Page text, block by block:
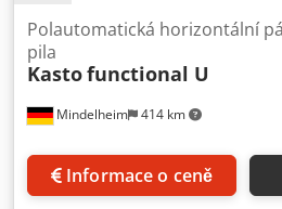
Mindelheim 414 km
Polautomatická horizontální
pila
Kastofunctional U
Informace o ceně